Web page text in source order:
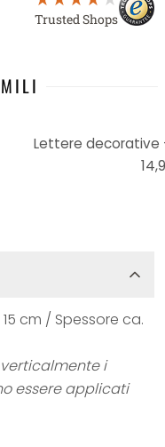
Trusted Shops
Lettere decorative
cm / Spessore ca.
i
essere applicati